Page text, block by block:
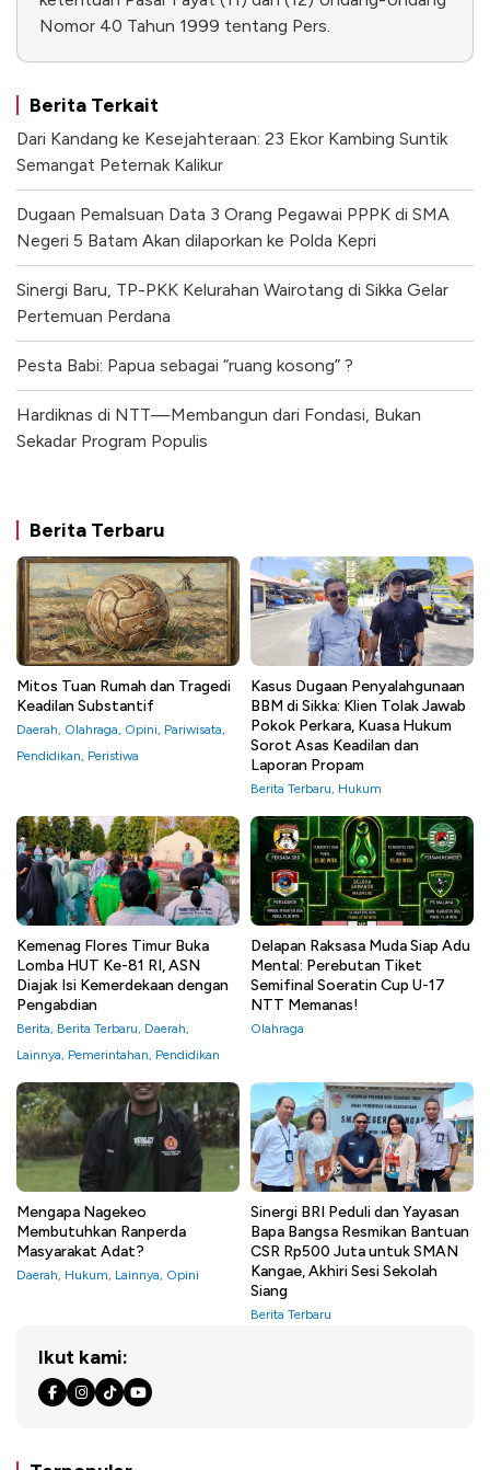
Nomor 40 Tahun 1999 tentang Pers.
Berita Terkait
Dari Kandang ke Kesejahteraan: 23 Ekor Kambing Suntik
Semangat Peternak Kalikur
Dugaan Pemalsuan Data 3 Orang Pegawai PPPK di SMA
Negeri 5 Batam Akan dilaporkan ke Polda Kepri
Sinergi Baru, TP-PKK Kelurahan Wairotang di Sikka Gelar
Pertemuan Perdana
Pesta Babi: Papua sebagai “ruang kosong” ?
Hardiknas di NTT—Membangun dari Fondasi, Bukan
Sekadar Program Populis
Berita Terbaru
Mitos Tuan Rumah dan Tragedi
Keadilan Substantif
Daerah, Olahraga, Opini, Pariwisata,
Pendidikan, Peristiwa
Kasus Dugaan Penyalahgunaan
BBM di Sikka: Klien Tolak Jawab
Pokok Perkara, Kuasa Hukum
Sorot Asas Keadilan dan
Laporan Propam
Berita Terbaru, Hukum
Kemenag Flores Timur Buka
Lomba HUT Ke-81 RI, ASN
Diajak Isi Kemerdekaan dengan
Pengabdian
Berita, Berita Terbaru, Daerah,
Lainnya, Pemerintahan, Pendidikan
Delapan Raksasa Muda Siap Adu
Mental: Perebutan Tiket
Semifinal Soeratin Cup U-17
NTT Memanas!
Olahraga
Mengapa Nagekeo
Membutuhkan Ranperda
Masyarakat Adat?
Daerah, Hukum, Lainnya, Opini
Sinergi BRI Peduli dan Yayasan
Bapa Bangsa Resmikan Bantuan
CSR Rp500 Juta untuk SMAN
Kangae, Akhiri Sesi Sekolah
Siang
Berita Terbaru
Ikut kami: